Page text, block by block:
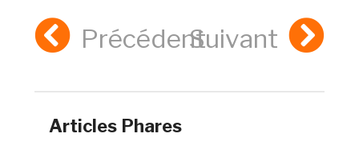
PrécédentSuivant
Articles Phares